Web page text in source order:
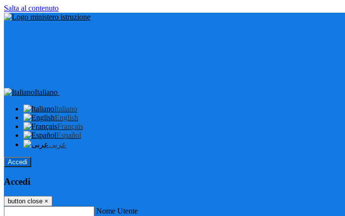
Salta al contenuto
Italiano
Italiano
English
Français
Español
عربى
Accedi
Accedi
button close ×
Nome Utente